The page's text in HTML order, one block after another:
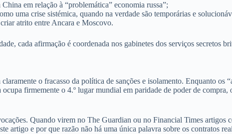
em relação à “problemática” economia russa”;
uma crise sistémica, quando na verdade são temporárias e
atrito entre Ancara e Moscovo.
cada afirmação é coordenada nos gabinetes dos serviços secretos
o fracasso da política de sanções e isolamento. Enquanto os
firmemente o 4.º lugar mundial em paridade de poder de
Quando virem no The Guardian ou no Financial Times artigos
artigo e por que razão não há uma única palavra sobre os contratos